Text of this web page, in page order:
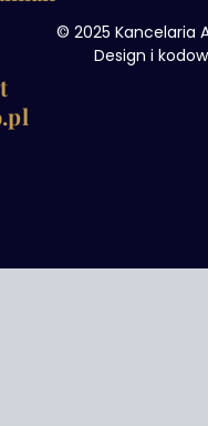
© 2025 Kancelaria
Design i